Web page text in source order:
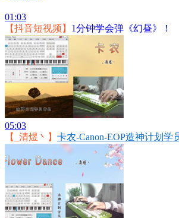
01:03
【抖音短视频】 1分钟学会弹《幻昼》！
05:03
【_清煜丶】 卡农-Canon-EOP造神计划学